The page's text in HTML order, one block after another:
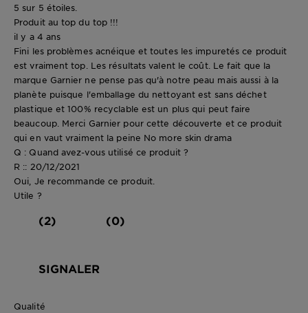
5 sur 5 étoiles.
Produit au top du top !!!
il y a 4 ans
Fini les problèmes acnéique et toutes les impuretés ce produit
est vraiment top. Les résultats valent le coût. Le fait que la
marque Garnier ne pense pas qu'à notre peau mais aussi à la
planète puisque l'emballage du nettoyant est sans déchet
plastique et 100% recyclable est un plus qui peut faire
beaucoup. Merci Garnier pour cette découverte et ce produit
qui en vaut vraiment la peine No more skin drama
Q : Quand avez-vous utilisé ce produit ?
R :: 20/12/2021
Oui, Je recommande ce produit.
Utile ?
(2) (0)
SIGNALER
Qualité